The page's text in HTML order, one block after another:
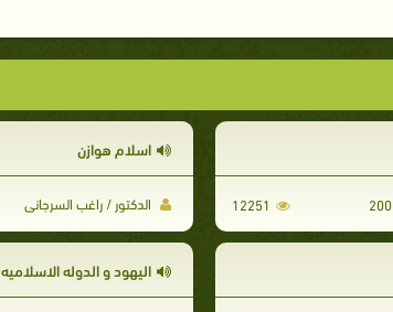
12251
اسلام هوازن
الدكتور / راغب السرجانى
اليهود و الدوله الاسلاميه